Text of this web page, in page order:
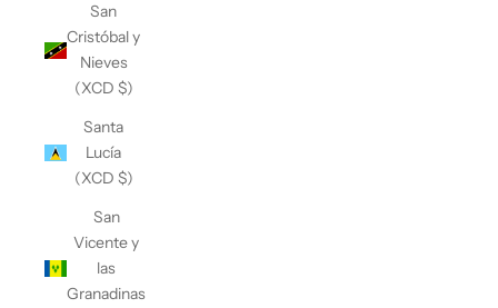
San
Cristóbal y
Nieves
(XCD $)
Santa
Lucía
(XCD $)
San
Vicente y
las
Granadinas